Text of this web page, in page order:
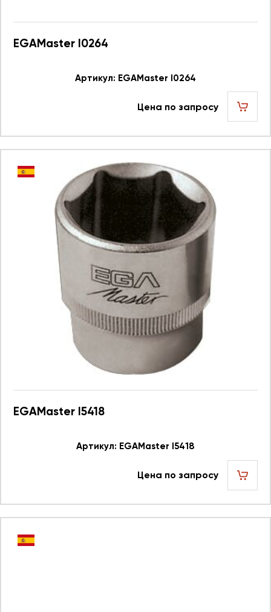
EGAMaster I0264
Артикул: EGAMaster I0264
Цена по запросу
EGAMaster I5418
Артикул: EGAMaster I5418
Цена по запросу